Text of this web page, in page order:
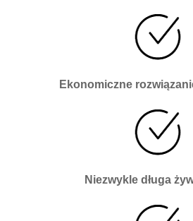
Ekonomiczne
Niezwykle długa